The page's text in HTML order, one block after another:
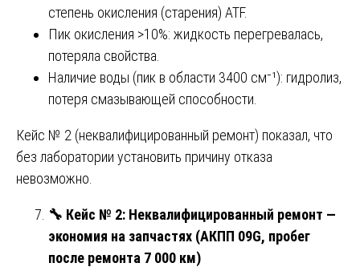
степень окисления (старения) ATF.
Пик окисления >10%: жидкость перегревалась,
потеряла свойства.
Наличие воды (пик в области 3400 см⁻¹): гидролиз,
потеря смазывающей способности.
Кейс № 2 (неквалифицированный ремонт) показал, что
без лаборатории установить причину отказа
невозможно.
🔧 Кейс № 2: Неквалифицированный ремонт —
экономия на запчастях (АКПП 09G, пробег
после ремонта 7 000 км)